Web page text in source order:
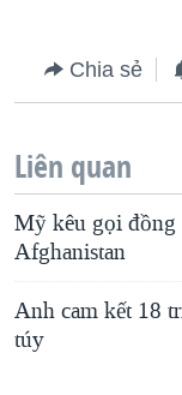
Chia sẻ
Liên quan
Mỹ kêu gọi đồng
Afghanistan
Anh cam kết 18
túy